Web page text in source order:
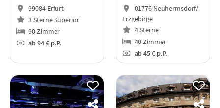
99084 Erfurt
3 Sterne Superior
90 Zimmer
ab94 € p.P.
01776 Neuhermsdorf/
Erzgebirge
4 Sterne
40 Zimmer
ab45 € p.P.